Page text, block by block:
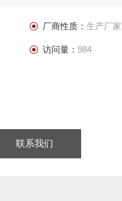
厂商性质： 生产厂家
访问量： 984
联系我们